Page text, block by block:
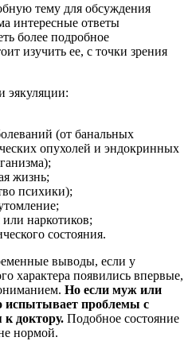
тему для обсуждения
интересные ответы
более подробное
изучить ее, с точки зрения
эякуляции:
(от банальных
опухолей и эндокринных
жизнь;
психики);
или наркотиков;
состояния.
выводы, если у
характера появились впервые,
Но если муж или
испытывает проблемы с
к доктору. Подобное состояние
нормой.